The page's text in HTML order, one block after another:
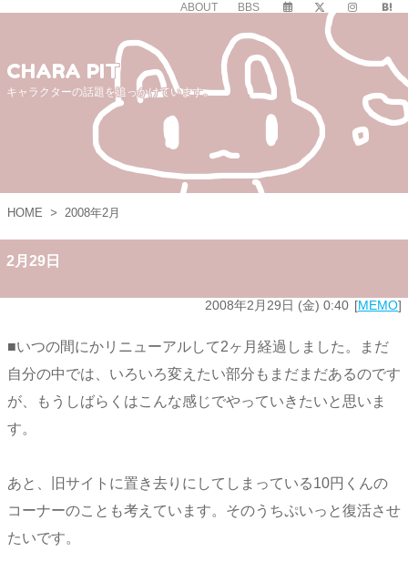
ABOUT BBS
CHARA PIT
キャラクターの話題を追っかけています。
HOME > 2008年2月
2月29日
2008年2月29日 (金) 0:40 MEMO
■いつの間にかリニューアルして2ヶ月経過しました。まだ
自分の中では、いろいろ変えたい部分もまだまだあるのです
が、もうしばらくはこんな感じでやっていきたいと思いま
す。
あと、旧サイトに置き去りにしてしまっている10円くんの
コーナーのことも考えています。そのうちぷいっと復活させ
たいです。